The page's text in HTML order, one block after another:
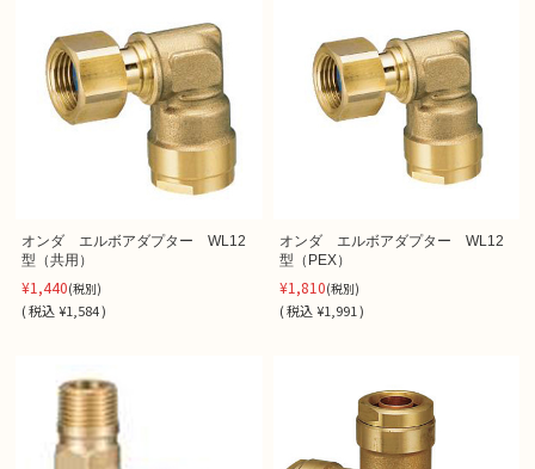
オンダ エルボアダプター WL12
型（共用）
¥1,440(税別)
(税込¥1,584 )
オンダ エルボアダプター WL12
型（PEX）
¥1,810(税別)
(税込 ¥1,991 )